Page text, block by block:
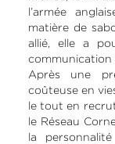
l’armée
matière de
allié, elle a
communication
Après une
coûteuse en
le tout en
le Réseau
la